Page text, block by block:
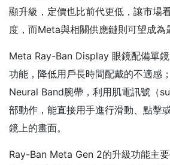
顯升級，定價也比前代更低，讓市場
度，而Meta與相關供應鏈則可望成為
Meta Ray-Ban Display 眼鏡配備單
功能，降低用戶長時間配戴的不適感
Neural Band腕帶，利用肌電訊號（
部動作，能直接用手進行滑動、點擊
鏡上的畫面。
Ray-Ban Meta Gen 2的升級功能主